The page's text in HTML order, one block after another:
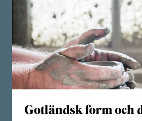
Gotländsk form och